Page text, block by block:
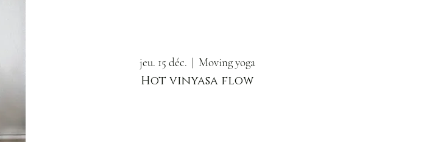
jeu. 15 déc.
  |
Moving yoga
Hot vinyasa flow